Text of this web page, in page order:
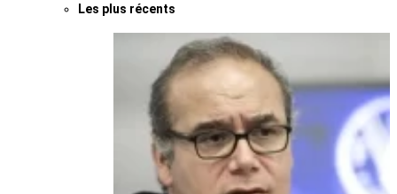
Les plus récents